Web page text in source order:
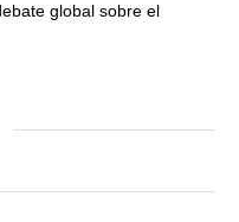
global sobre el